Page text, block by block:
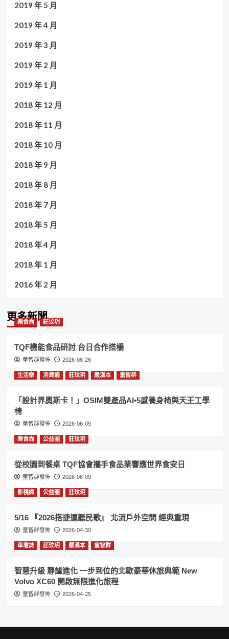
2019 年 5 月
2019 年 4 月
2019 年 3 月
2019 年 2 月
2019 年 1 月
2018 年 12 月
2018 年 11 月
2018 年 10 月
2018 年 9 月
2018 年 8 月
2018 年 7 月
2018 年 5 月
2018 年 4 月
2018 年 1 月
2016 年 2 月
更多新聞
樂食尚 莊玟玥
TQF機能食品研討 台日合作搭橋
童智群發佈 2026-06-26
生活樂 消費通 莊玟玥 嚴漢本 童智群
「設計界奧斯卡！」OSIM雙產品AI•5感養身椅與天王工學
椅
童智群發佈 2026-06-09
樂食尚 公益圈 莊玟玥
從校園到餐桌 TQF協會攜手食品業響應世界食安日
童智群發佈 2026-06-09
影視瘋 公益圈 莊玟玥
5/16 『2026搭捷運聽民歌』 北流戶外空間 經典重現
童智群發佈 2026-04-30
車壇誌 莊玟玥 嚴漢本 童智群
智慧升級 靜謐進化 一步到位的北歐豪華休旅典範 New
Volvo XC60 開啟無限進化旅程
童智群發佈 2026-04-25